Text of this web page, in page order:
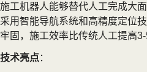
施工机器人能够替代人工完成大
采用智能导航系统和高精度定位
牢固，施工效率比传统人工提高3-
技术亮点：